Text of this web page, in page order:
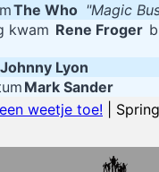
Geej se lèllike voel hod!
The Who "Magic
kwam Rene Froger
Johnny Lyon
Mark Sander
weetje toe! |